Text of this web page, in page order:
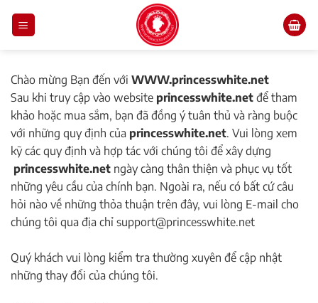
Chào mừng Bạn đến với WWW.princesswhite.net
Sau khi truy cập vào website princesswhite.net để tham
khảo hoặc mua sắm, bạn đã đồng ý tuân thủ và ràng buộc
với những quy định của princesswhite.net. Vui lòng xem
kỹ các quy định và hợp tác với chúng tôi để xây dựng
princesswhite.net ngày càng thân thiện và phục vụ tốt
những yêu cầu của chính bạn. Ngoài ra, nếu có bất cứ câu
hỏi nào về những thỏa thuận trên đây, vui lòng E-mail cho
chúng tôi qua địa chỉ support@princesswhite.net
Quý khách vui lòng kiểm tra thường xuyên để cập nhật
những thay đổi của chúng tôi.